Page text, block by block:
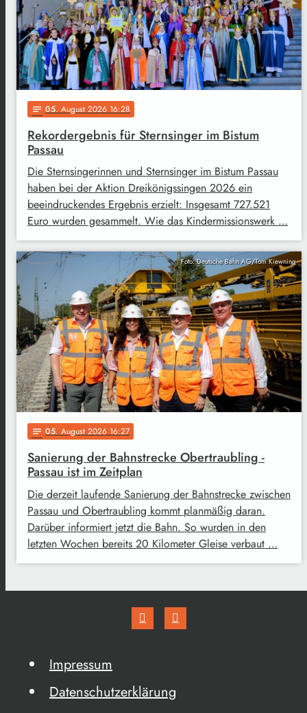
notes 05. August 2026 16:28
Rekordergebnis für Sternsinger im Bistum
Passau
Die Sternsingerinnen und Sternsinger im Bistum Passau
haben bei der Aktion Dreikönigssingen 2026 ein
beeindruckendes Ergebnis erzielt: Insgesamt 727.521
Euro wurden gesammelt. Wie das Kindermissionswerk …
Foto: Deutsche Bahn AG/Tom Kiewning
notes 05. August 2026 16:27
Sanierung der Bahnstrecke Obertraubling -
Passau ist im Zeitplan
Die derzeit laufende Sanierung der Bahnstrecke zwischen
Passau und Obertraubling kommt planmäßig daran.
Darüber informiert jetzt die Bahn. So wurden in den
letzten Wochen bereits 20 Kilometer Gleise verbaut …
Impressum
Datenschutzerklärung